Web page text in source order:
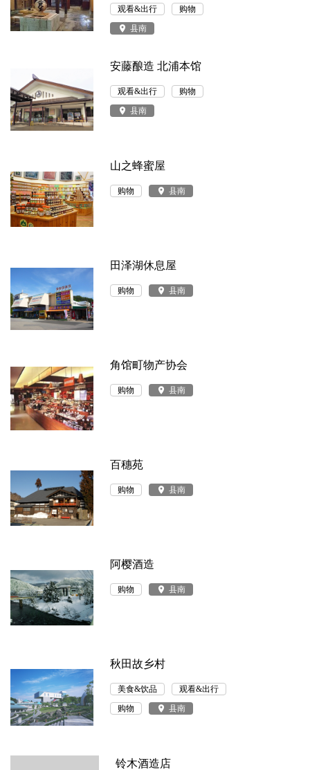
观看&出行
购物
place 县南
安藤酿造 北浦本馆
观看&出行
购物
place 县南
山之蜂蜜屋
购物 place 县南
田泽湖休息屋
购物 place 县南
角馆町物产协会
购物 place 县南
百穗苑
购物 place 县南
阿樱酒造
购物 place 县南
秋田故乡村
美食&饮品
观看&出行
购物
place 县南
铃木酒造店